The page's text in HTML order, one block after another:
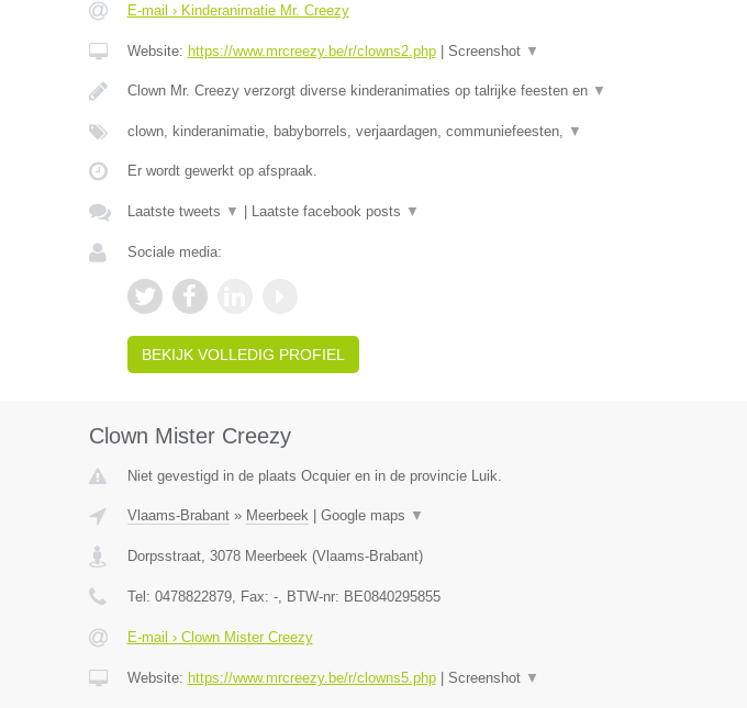
E-mail › Kinderanimatie Mr. Creezy
Website: https://www.mrcreezy.be/r/clowns2.php| Screenshot ▼
Clown Mr. Creezy verzorgt diverse kinderanimaties op talrijke feesten en ▼
clown, kinderanimatie, babyborrels, verjaardagen, communiefeesten, ▼
Er wordt gewerkt op afspraak.
Laatste tweets ▼ Laatste facebook posts ▼
Sociale media:
BEKIJK VOLLEDIG PROFIEL
Clown Mister Creezy
Niet gevestigd in de plaats Ocquier en in de provincie Luik.
Vlaams-Brabant» Meerbeek| Google maps ▼
Dorpsstraat, 3078 Meerbeek(Vlaams-Brabant)
Tel: 0478822879, Fax: -, BTW-nr: BE0840295855
E-mail › Clown Mister Creezy
Website: https://www.mrcreezy.be/r/clowns5.php| Screenshot ▼